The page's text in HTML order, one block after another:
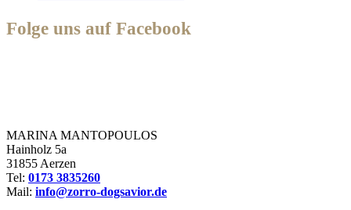
Folge uns auf Facebook
MARINA MANTOPOULOS
Hainholz 5a
31855 Aerzen
Tel: 0173 3835260
Mail: info@zorro-dogsavior.de